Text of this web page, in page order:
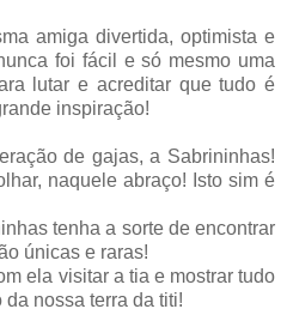
amiga divertida, optimista e
foi fácil e só mesmo uma
lutar e acreditar que tudo é
inspiração!
de gajas, a Sabrininhas!
naquele abraço! Isto sim é
tenha a sorte de encontrar
únicas e raras!
ela visitar a tia e mostrar tudo
nossa terra da titi!